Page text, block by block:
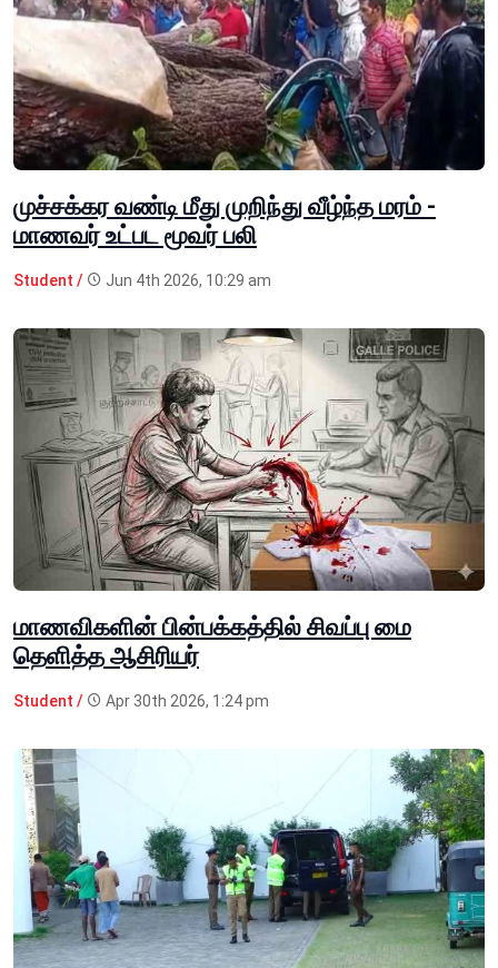
முச்சக்கர வண்டி மீது முறிந்து வீழ்ந்த மரம் -
மாணவர் உட்பட மூவர் பலி
Student / Jun 4th 2026, 10:29 am
மாணவிகளின் பின்பக்கத்தில் சிவப்பு மை
தெளித்த ஆசிரியர்
Student / Apr 30th 2026, 1:24 pm